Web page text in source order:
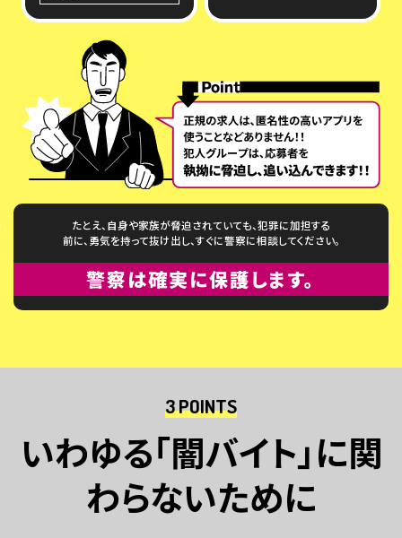
たとえ、自身や家族が脅迫されていても、犯罪に加担する
前に、勇気を持って抜け出し、すぐに警察に相談してください。
警察は確実に保護します。
3 POINTS
いわゆる「闇バイト」に関
わらないために